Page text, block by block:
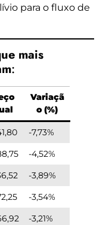
para o fluxo de
mais
:
Variaçã
o (%)
-7,73%
-4,52%
-3,89%
-3,54%
-3,21%